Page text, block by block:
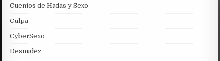
Cuentos de Hadas y Sexo
Culpa
CyberSexo
Desnudez